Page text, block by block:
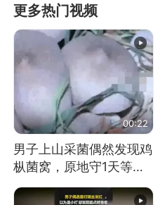
更多热门视频
00:22
男子上山采菌偶然发现鸡
枞菌窝，原地守1天等它
长大：挖了140多朵